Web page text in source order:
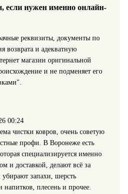
если нужен именно онлайн-
реквизиты, документы по
возврата и адекватную
магазин оригинальной
и не подменяет его
00:24
чистки ковров, очень советую
профи. В Воронеже есть
специализируется именно
и доставкой, делают всё за
запахи, шерсть
плесень и прочее.